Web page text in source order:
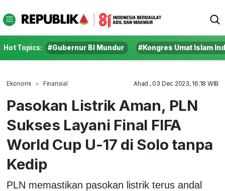
Hot Topics: #Gubernur BI Mundur #Kongres Umat Islam
Ekonomi Finansial Ahad , 03 Dec 2023, 16:18 WIB
Pasokan Listrik Aman, PLN
Sukses Layani Final FIFA
World Cup U-17 di Solo tanpa
Kedip
PLN memastikan pasokan listrik terus andal